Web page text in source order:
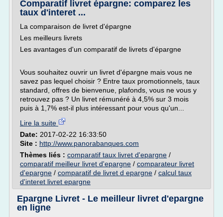
Comparatif livret épargne: comparez les
taux d'interet ...
La comparaison de livret d'épargne
Les meilleurs livrets
Les avantages d'un comparatif de livrets d'épargne
Vous souhaitez ouvrir un livret d'épargne mais vous ne
savez pas lequel choisir ? Entre taux promotionnels, taux
standard, offres de bienvenue, plafonds, vous ne vous y
retrouvez pas ? Un livret rémunéré à 4,5% sur 3 mois
puis à 1,7% est-il plus intéressant pour vous qu'un...
Lire la suite
Date: 2017-02-22 16:33:50
Site : http://www.panorabanques.com
Thèmes liés : comparatif taux livret d'epargne /
comparatif meilleur livret d'epargne / comparateur livret
d'epargne / comparatif de livret d epargne / calcul taux
d'interet livret epargne
Epargne Livret - Le meilleur livret d'epargne
en ligne